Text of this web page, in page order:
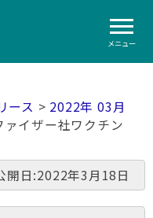
メニュー
ース > 2022年 03月
イザー社ワクチン
開日:2022年3月18日